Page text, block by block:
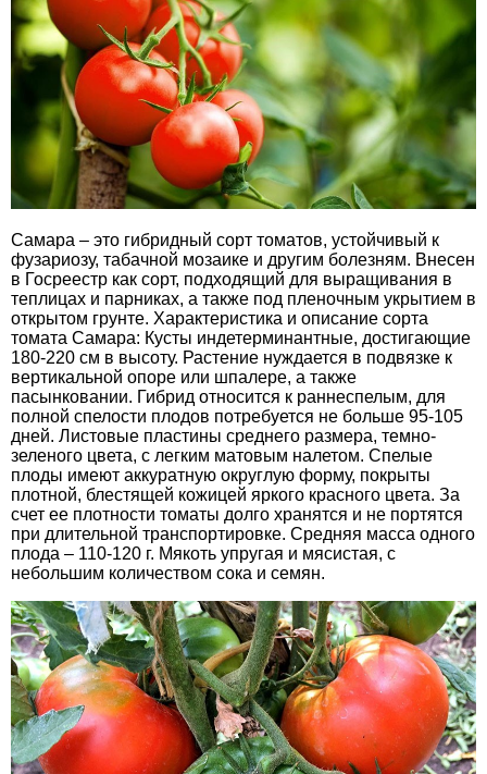
Самара – это гибридный сорт томатов, устойчивый к
фузариозу, табачной мозаике и другим болезням. Внесен
в Госреестр как сорт, подходящий для выращивания в
теплицах и парниках, а также под пленочным укрытием в
открытом грунте. Характеристика и описание сорта
томата Самара: Кусты индетерминантные, достигающие
180-220 см в высоту. Растение нуждается в подвязке к
вертикальной опоре или шпалере, а также
пасынковании. Гибрид относится к раннеспелым, для
полной спелости плодов потребуется не больше 95-105
дней. Листовые пластины среднего размера, темно-
зеленого цвета, с легким матовым налетом. Спелые
плоды имеют аккуратную округлую форму, покрыты
плотной, блестящей кожицей яркого красного цвета. За
счет ее плотности томаты долго хранятся и не портятся
при длительной транспортировке. Средняя масса одного
плода – 110-120 г. Мякоть упругая и мясистая, с
небольшим количеством сока и семян.